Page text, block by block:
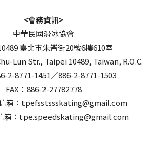
<會務資訊>
中華民國滑冰協會
臺北市朱崙街20號6樓610室
Lun Str., Taipei 10489, Taiwan, R.O.C.
2-8771-1451／886-2-8771-1503
FAX：886-2-27782778
箱：tpefsstssskating@gmail.com
箱：tpe.speedskating@gmail.com